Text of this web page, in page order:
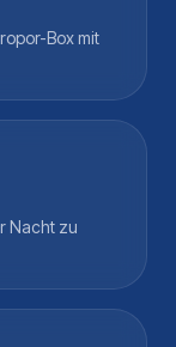
Box mit
Nacht zu